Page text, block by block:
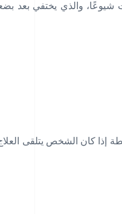
شيوعًا، والذي يختفي بعد
إذا كان الشخص يتلقى العلاج